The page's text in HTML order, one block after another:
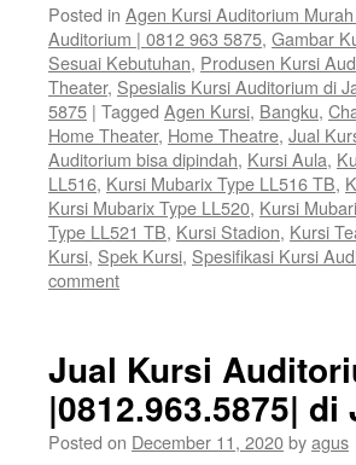
Posted in Agen Kursi Auditorium
Auditorium | 0812 963 5875, Gambar
Sesuai Kebutuhan, Produsen Kursi
Theater, Spesialis Kursi Auditorium di
5875 | Tagged Agen Kursi, Bangku,
Home Theater, Home Theatre, Jual
Auditorium bisa dipindah, Kursi Aula,
LL516, Kursi Mubarix Type LL516 TB,
Kursi Mubarix Type LL520, Kursi
Type LL521 TB, Kursi Stadion, Kursi
Kursi, Spek Kursi, Spesifikasi Kursi
comment
Jual Kursi
|0812.963.5875| di
Posted on December 11, 2020byagus